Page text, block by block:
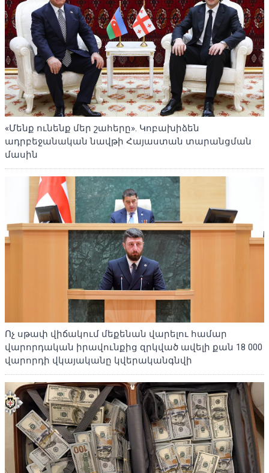
«Մենք ունենք մեր շահերը». Կոբախիձեն
ադրբեջանական նավթի Հայաստան տարանցման
մասին
Ոչ սթափ վիճակում մեքենան վարելու համար
վարորդական իրավունքից զրկված ավելի քան 18 000
վարորդի վկայականը կվերականգնվի